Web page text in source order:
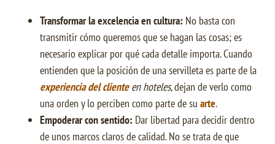
Transformar la excelencia en cultura: No basta con
transmitir cómo queremos que se hagan las cosas; es
necesario explicar por qué cada detalle importa. Cuando
entienden que la posición de una servilleta es parte de la
experiencia del clienteen hoteles, dejan de verlo como
una orden y lo perciben como parte de su arte.
Empoderar con sentido: Dar libertad para decidir dentro
de unos marcos claros de calidad. No se trata de que